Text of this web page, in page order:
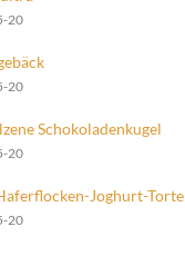
20
20
Schokoladenkugel
20
Joghurt-Torte
20